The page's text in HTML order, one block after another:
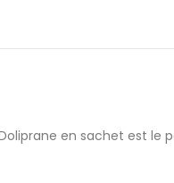
en sachet est le